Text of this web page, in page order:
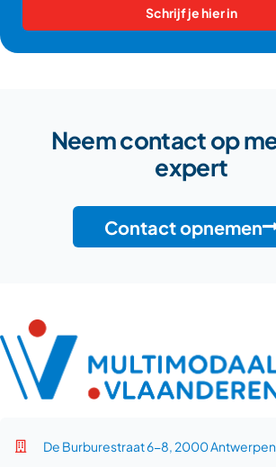
Schrijf je hier in
Neem contact op
expert
Contact opnemen
De Burburestraat 6-8, 2000 Antwerpen